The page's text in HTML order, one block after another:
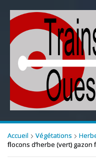
Accueil Végétations
flocons d’herbe (vert) gazon